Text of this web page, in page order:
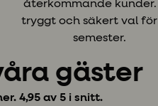
återkommande
tryggt och säkert val
semester.
gäster
4,95 av 5 i snitt.